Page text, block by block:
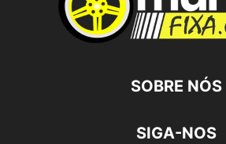
SOBRE NÓS
SIGA-NOS